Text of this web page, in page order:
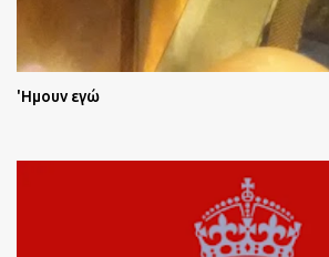
'Ημουν εγώ